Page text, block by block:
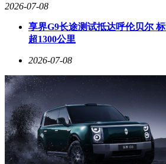
2026-07-08
享界G9长途测试抵达呼伦贝尔
超1300公里
2026-07-08